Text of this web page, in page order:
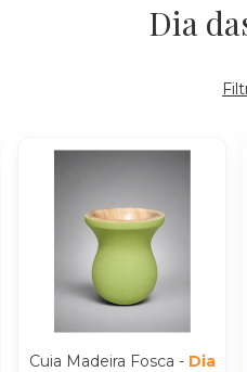
Dia
Cuia Madeira Fosca - Dia